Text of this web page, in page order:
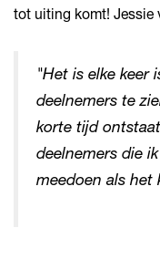
tot uiting komt! Jessie
"Het is elke keer
deelnemers te
korte tijd
deelnemers die
meedoen als het